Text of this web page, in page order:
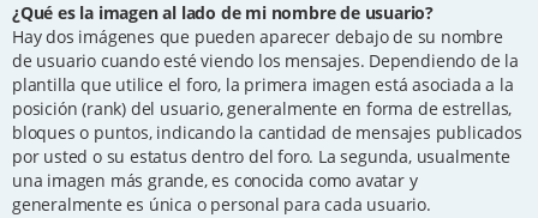
¿Qué es la imagen al lado de mi nombre de usuario?
Hay dos imágenes que pueden aparecer debajo de su nombre
de usuario cuando esté viendo los mensajes. Dependiendo de la
plantilla que utilice el foro, la primera imagen está asociada a la
posición (rank) del usuario, generalmente en forma de estrellas,
bloques o puntos, indicando la cantidad de mensajes publicados
por usted o su estatus dentro del foro. La segunda, usualmente
una imagen más grande, es conocida como avatar y
generalmente es única o personal para cada usuario.